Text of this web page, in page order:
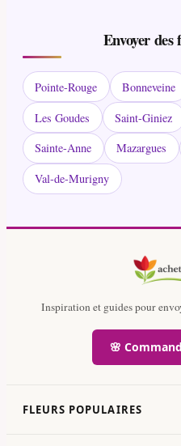
Envoyer
Pointe-Rouge Bonneveine
Les Goudes
Saint-Giniez
Sainte-Anne
Mazargues
Val-de-Murigny
Inspiration et guides pour
🌸
FLEURS POPULAIRES